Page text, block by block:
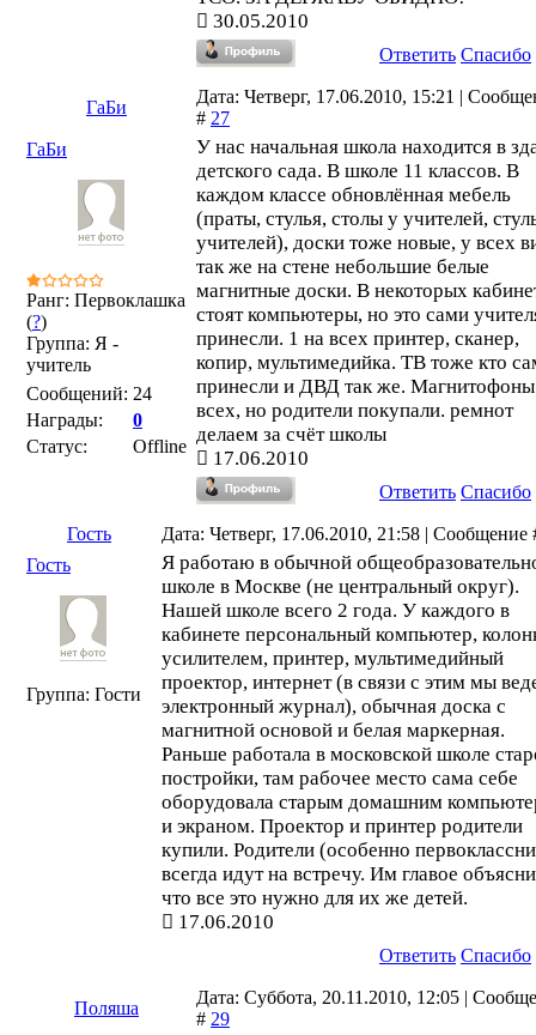
30.05.2010
Ответить Спасибо
ГаБи
Дата: Четверг, 17.06.2010, 15:21 |
# 27
ГаБи
Ранг: Первоклашка
(?)
Группа: Я -
учитель
Сообщений: 24
Награды:
0
Статус:
Offline
У нас начальная школа находится в
детского сада. В школе 11 классов. В
каждом классе обновлённая мебель
(праты, стулья, столы у учителей,
учителей), доски тоже новые, у всех
так же на стене небольшие белые
магнитные доски. В некоторых
стоят компьютеры, но это сами
принесли. 1 на всех принтер, сканер,
копир, мультимедийка. ТВ тоже кто
принесли и ДВД так же.
всех, но родители покупали. ремнот
делаем за счёт школы
17.06.2010
Ответить Спасибо
Гость
Дата: Четверг, 17.06.2010, 21:58 | Сообщение
Гость
Группа: Гости
Я работаю в обычной
школе в Москве (не центральный округ).
Нашей школе всего 2 года. У каждого в
кабинете персональный компьютер,
усилителем, принтер, мультимедийный
проектор, интернет (в связи с этим мы
электронный журнал), обычная доска с
магнитной основой и белая маркерная.
Раньше работала в московской школе
постройки, там рабочее место сама себе
оборудовала старым домашним
и экраном. Проектор и принтер родители
купили. Родители (особенно
всегда идут на встречу. Им главое
что все это нужно для их же детей.
17.06.2010
Ответить Спасибо
Поляша
Дата: Суббота, 20.11.2010, 12:05 |
# 29